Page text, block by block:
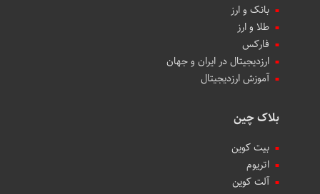
بانک و ارز
طلا و ارز
فارکس
ارزدیجیتال در ایران و جهان
آموزش ارزدیجیتال
بلاک چین
بیت کوین
اتریوم
آلت کوین